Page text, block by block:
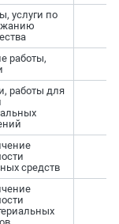
услуги по
работы,
работы для
средств